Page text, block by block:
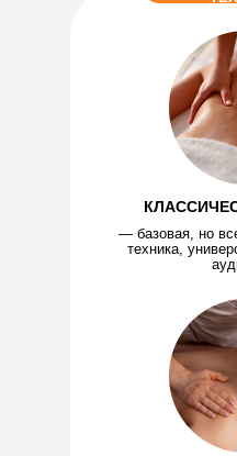
— базовая, но
техника,